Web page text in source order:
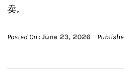
卖。
Posted On :June 23, 2026